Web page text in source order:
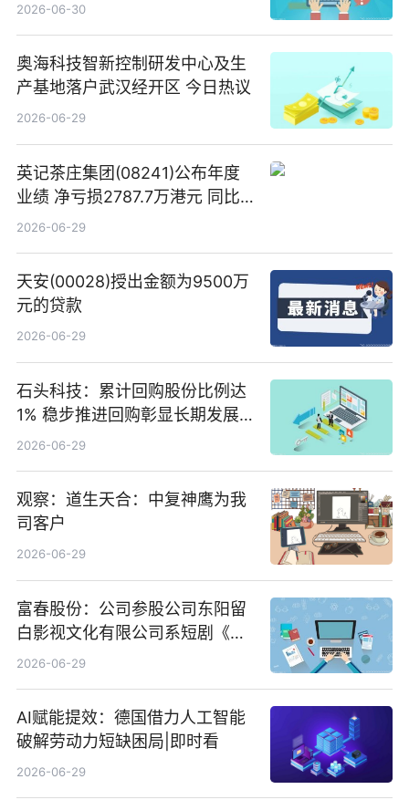
2026-06-30
奥海科技智新控制研发中心及生
产基地落户武汉经开区 今日热议
2026-06-29
英记茶庄集团(08241)公布年度
业绩 净亏损2787.7万港元 同比
扩大65.15% 焦点速读
2026-06-29
天安(00028)授出金额为9500万
元的贷款
2026-06-29
石头科技：累计回购股份比例达
1% 稳步推进回购彰显长期发展
信心 新动态
2026-06-29
观察：道生天合：中复神鹰为我
司客户
2026-06-29
富春股份：公司参股公司东阳留
白影视文化有限公司系短剧《风
声之双生谜局》的出品方 热门看
2026-06-29
AI赋能提效：德国借力人工智能
破解劳动力短缺困局|即时看
2026-06-29